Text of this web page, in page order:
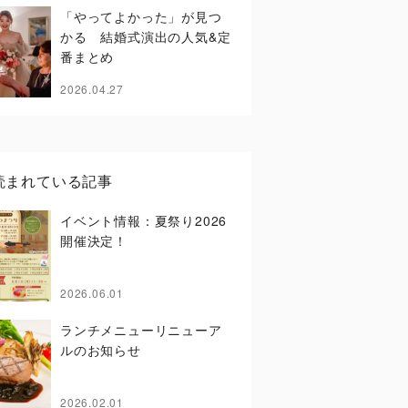
「やってよかった」が見つ
かる 結婚式演出の人気&定
番まとめ
2026.04.27
まれている記事
イベント情報：夏祭り2026
開催決定！
2026.06.01
ランチメニューリニューア
ルのお知らせ
2026.02.01